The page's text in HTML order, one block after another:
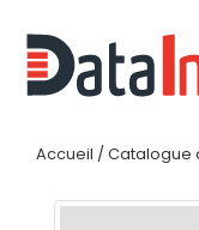
Accueil / Catalogue